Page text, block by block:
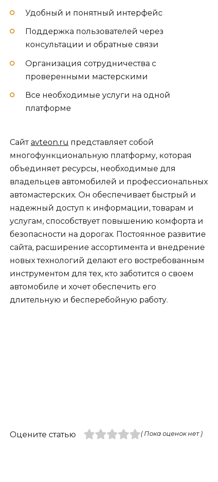
Удобный и понятный интерфейс
Поддержка пользователей через
консультации и обратные связи
Организация сотрудничества с
проверенными мастерскими
Все необходимые услуги на одной
платформе
Сайтavteon.ru представляет собой
многофункциональную платформу, которая
объединяет ресурсы, необходимые для
владельцев автомобилей и профессиональных
автомастерских. Он обеспечивает быстрый и
надежный доступ к информации, товарам и
услугам, способствует повышению комфорта и
безопасности на дорогах. Постоянное развитие
сайта, расширение ассортимента и внедрение
новых технологий делают его востребованным
инструментом для тех, кто заботится о своем
автомобиле и хочет обеспечить его
длительную и бесперебойную работу.
Оцените статью ( Пока оценок нет )